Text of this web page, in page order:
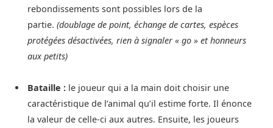
rebondissements sont possibles lors de la
partie. (doublage de point, échange de cartes, espèces
protégées désactivées, rien à signaler « go » et honneurs
aux petits)
Bataille : le joueur qui a la main doit choisir une
caractéristique de l’animal qu’il estime forte. Il énonce
la valeur de celle-ci aux autres. Ensuite, les joueurs